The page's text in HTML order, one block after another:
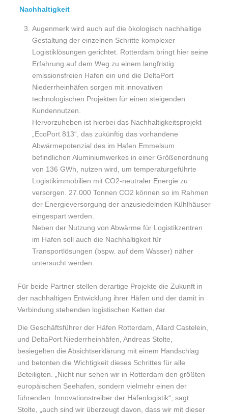
Nachhaltigkeit
Augenmerk wird auch auf die ökologisch nachhaltige
Gestaltung der einzelnen Schritte komplexer
Logistiklösungen gerichtet. Rotterdam bringt hier seine
Erfahrung auf dem Weg zu einem langfristig
emissionsfreien Hafen ein und die DeltaPort
Niederrheinhäfen sorgen mit innovativen
technologischen Projekten für einen steigenden
Kundennutzen.
Hervorzuheben ist hierbei das Nachhaltigkeitsprojekt
„EcoPort 813“, das zukünftig das vorhandene
Abwärmepotenzial des im Hafen Emmelsum
befindlichen Aluminiumwerkes in einer Größenordnung
von 136 GWh, nutzen wird, um temperaturgeführte
Logistikimmobilien mit CO2-neutraler Energie zu
versorgen. 27.000 Tonnen CO2 können so im Rahmen
der Energieversorgung der anzusiedelnden Kühlhäuser
eingespart werden.
Neben der Nutzung von Abwärme für Logistikzentren
im Hafen soll auch die Nachhaltigkeit für
Transportlösungen (bspw. auf dem Wasser) näher
untersucht werden.
Für beide Partner stellen derartige Projekte die Zukunft in
der nachhaltigen Entwicklung ihrer Häfen und der damit in
Verbindung stehenden logistischen Ketten dar.
Die Geschäftsführer der Häfen Rotterdam, Allard Castelein,
und DeltaPort Niederrheinhäfen, Andreas Stolte,
besiegelten die Absichtserklärung mit einem Handschlag
und betonten die Wichtigkeit dieses Schrittes für alle
Beteiligten. „Nicht nur sehen wir in Rotterdam den größten
europäischen Seehafen, sondern vielmehr einen der
führenden Innovationstreiber der Hafenlogistik“, sagt
Stolte, „auch sind wir überzeugt davon, dass wir mit dieser